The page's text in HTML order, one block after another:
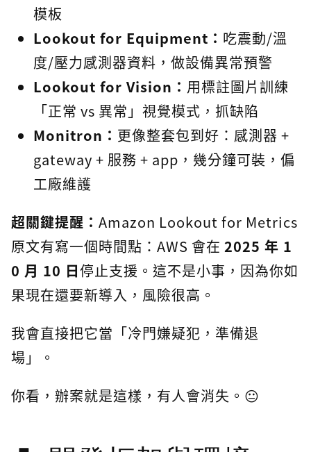
模板
Lookout for Equipment： 吃震動/溫
度/壓力感測器資料，做設備異常預警
Lookout for Vision： 用標註圖片訓練
「正常 vs 異常」視覺模式，抓缺陷
Monitron： 更像整套包到好：感測器 +
gateway + 服務 + app，幾分鐘可裝，偏
工廠維護
超關鍵提醒： Amazon Lookout for Metrics
原文有寫一個時間點：AWS 會在 2025 年 1
0 月 10 日停止支援。這不是小事，因為你如
果現在還要新導入，風險很高。
我會直接把它當「冷門嫌疑犯，準備退
場」。
你看，辦案就是這樣，有人會消失。😐